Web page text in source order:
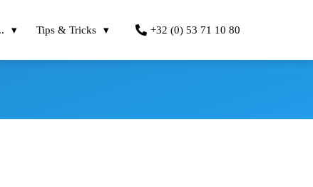
Tips & Tricks +32 (0) 53 71 10 80